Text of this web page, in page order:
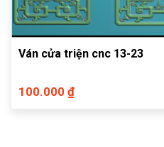
Ván cửa triện cnc 13-23
100.000 ₫